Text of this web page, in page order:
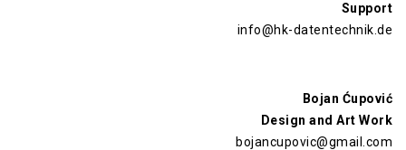
Support
info@hk-datentechnik.de
Bojan Ćupović
Design and Art Work
bojancupovic@gmail.com